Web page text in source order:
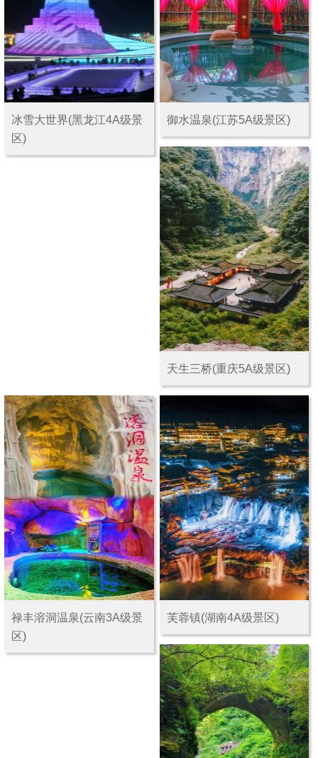
冰雪大世界(黑龙江4A级景
区)
御水温泉(江苏5A级景区)
天生三桥(重庆5A级景区)
禄丰溶洞温泉(云南3A级景
区)
芙蓉镇(湖南4A级景区)